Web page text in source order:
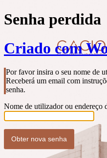
Senha perdida
Criado com
Por favor insira o seu nome de
Receberá um email com
senha.
Nome de utilizador ou endereço